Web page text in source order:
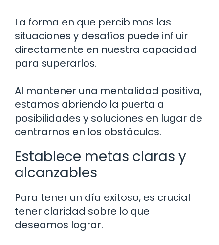
La forma en que percibimos las
situaciones y desafíos puede influir
directamente en nuestra capacidad
para superarlos.
Al mantener una mentalidad positiva,
estamos abriendo la puerta a
posibilidades y soluciones en lugar de
centrarnos en los obstáculos.
Establece metas claras y
alcanzables
Para tener un día exitoso, es crucial
tener claridad sobre lo que
deseamos lograr.